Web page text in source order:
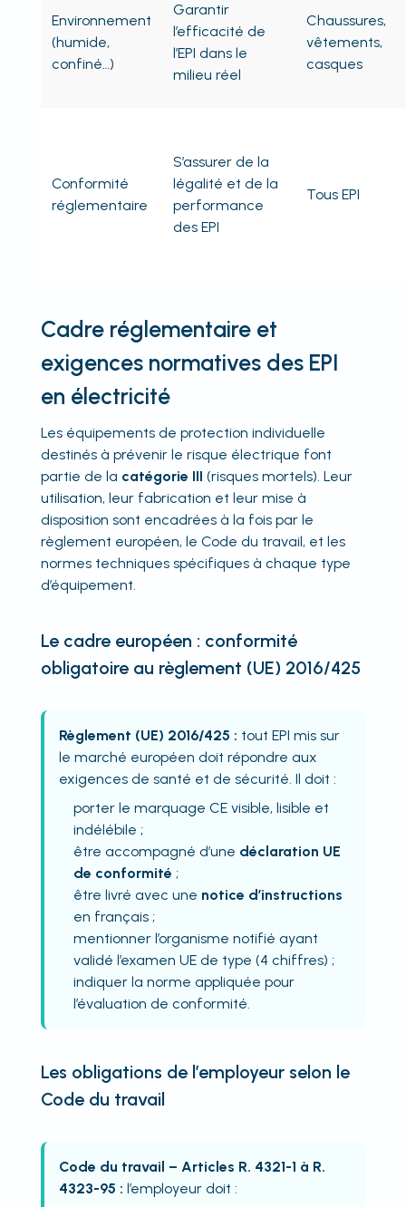
Environnement
(humide,
confiné…)
Garantir
l’efficacité de
l’EPI dans le
milieu réel
Chaussures,
vêtements,
casques
Conformité
réglementaire
S’assurer de la
légalité et de la
performance
des EPI
Tous EPI
Cadre réglementaire et
exigences normatives des EPI
en électricité
Les équipements de protection individuelle
destinés à prévenir le risque électrique font
partie de la catégorie III (risques mortels). Leur
utilisation, leur fabrication et leur mise à
disposition sont encadrées à la fois par le
règlement européen, le Code du travail, et les
normes techniques spécifiques à chaque type
d’équipement.
Le cadre européen : conformité
obligatoire au règlement (UE) 2016/425
Règlement (UE) 2016/425 : tout EPI mis sur
le marché européen doit répondre aux
exigences de santé et de sécurité. Il doit :
porter le marquage CE visible, lisible et
indélébile ;
être accompagné d’une déclaration UE
de conformité ;
être livré avec une notice d’instructions
en français ;
mentionner l’organisme notifié ayant
validé l’examen UE de type (4 chiffres) ;
indiquer la norme appliquée pour
l’évaluation de conformité.
Les obligations de l’employeur selon le
Code du travail
Code du travail – Articles R. 4321-1 à R.
4323-95 : l’employeur doit :